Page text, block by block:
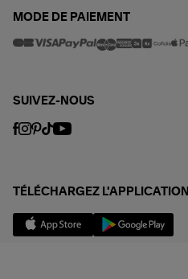
MODE DE PAIEMENT
SUIVEZ-NOUS
TÉLÉCHARGEZ L'APPLICATION